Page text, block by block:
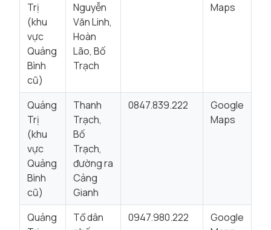
Trị
(khu
vực
Quảng
Bình
cũ)
Nguyễn
Văn Linh,
Hoàn
Lão, Bố
Trạch
Maps
Quảng
Trị
(khu
vực
Quảng
Bình
cũ)
Thanh
Trạch,
Bố
Trạch,
đường ra
Cảng
Gianh
0847.839.222
Google
Maps
Quảng
Tổ dân
0947.980.222
Google